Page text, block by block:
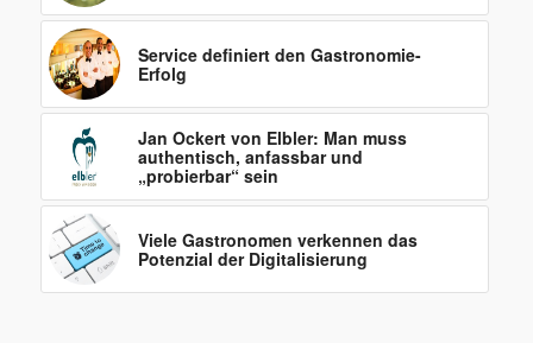
Service definiert den Gastronomie-
Erfolg
Jan Ockert von Elbler: Man muss
authentisch, anfassbar und
„probierbar“ sein
Viele Gastronomen verkennen das
Potenzial der Digitalisierung